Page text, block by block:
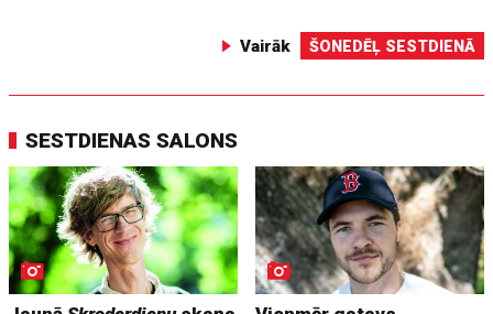
Vairāk ŠONEDĒĻ SESTDIENĀ
SESTDIENAS SALONS